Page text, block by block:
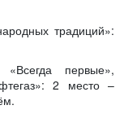
традиций»:
первые»,
2 место –